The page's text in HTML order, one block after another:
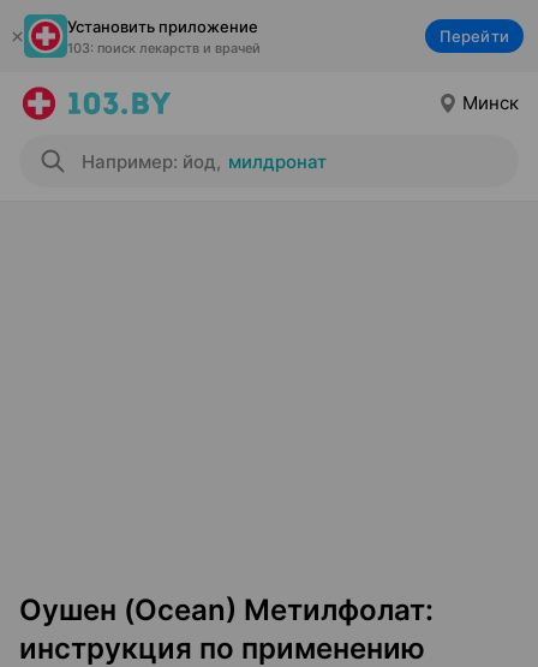
Установить приложение
103: поиск лекарств и врачей
Перейти
Минск
Например: йод, милдронат
Оушен (Ocean) Метилфолат:
инструкция по применению